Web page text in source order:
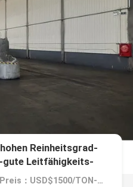
Reinheitsgrad-
gute Leitfähigkeits-
Preis：USD$1500/TON-USD$3000/TON